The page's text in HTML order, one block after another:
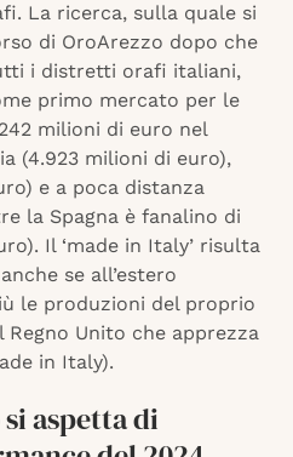
La ricerca, sulla quale si
di OroArezzo dopo che
i distretti orafi italiani,
primo mercato per le
milioni di euro nel
(4.923 milioni di euro),
e a poca distanza
la Spagna è fanalino di
Il ‘made in Italy’ risulta
se all’estero
le produzioni del proprio
Regno Unito che apprezza
in Italy).
aspetta di